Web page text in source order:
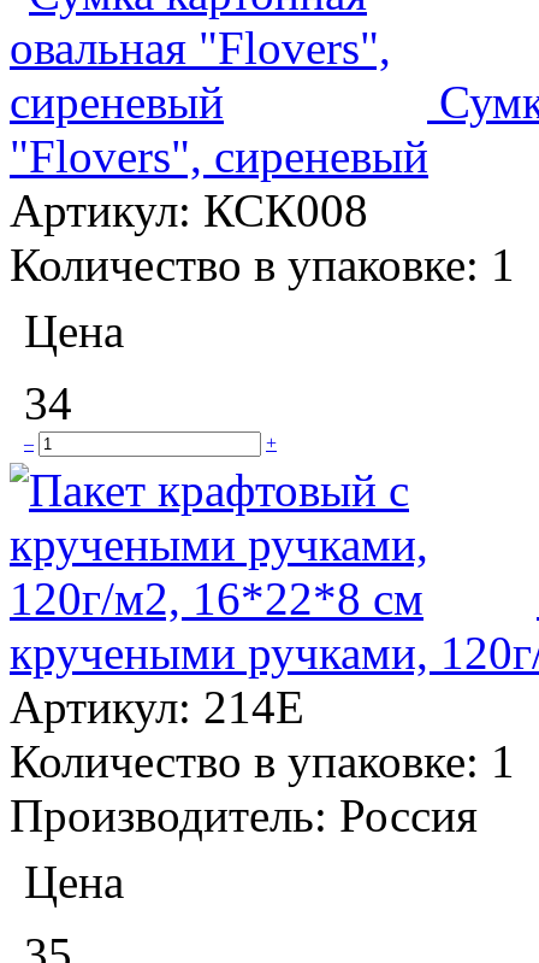
"Flovers", сиреневый
Артикул: КСК008
Количество в упаковке: 1
Цена
34
– +
кручеными ручками,
Артикул: 214E
Количество в упаковке: 1
Производитель: Россия
Цена